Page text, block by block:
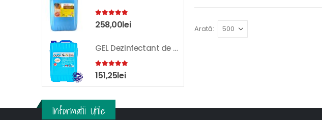
Arată:
5.00out of 5
258,00lei
GEL Dezinfectant de Maini K-SEPT 10L
5.00out of 5
151,25lei
Informatii Utile